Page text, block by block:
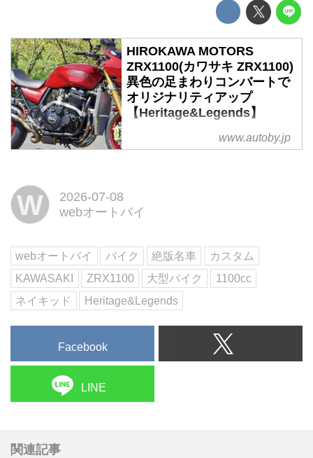
HIROKAWA MOTORS
ZRX1100(カワサキ ZRX1100)
異色の足まわりコンバートで
オリジナリティアップ
【Heritage&Legends】
ヘリテイジ&レジェンズ 公式サイ
ト
handl-mag.com
得て走りも上々に
足まわりに注目すべきか、排気系
含めた動力系から説明するべき
か、ベースモデルについて話すべ
きか......。...
www.autoby.jp
W
2026-07-08
webオートバイ
webオートバイ バイク 絶版名車
カスタム
KAWASAKI
ZRX1100 大型バイク
1100cc
ネイキッド
Heritage&Legends
Facebook
LINE
関連記事